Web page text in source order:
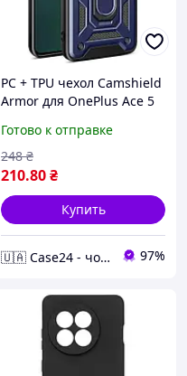
PC + TPU чехол Camshield
Armor для OnePlus Ace 5
Готово к отправке
210.80₴
248 ₴
Купить
🇺🇦 Case24 - чохли та аксесуари для смартфонів та планшетів 97%